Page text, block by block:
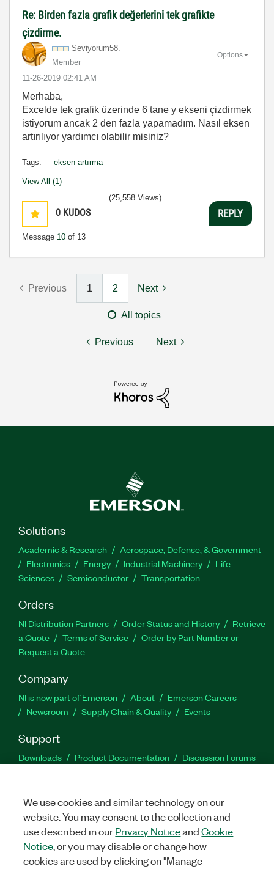
Re: Birden fazla grafik değerlerini tek grafikte
çizdirme.
Seviyorum58.
Member
‎11-26-2019 02:41 AM
Options
Merhaba,
Excelde tek grafik üzerinde 6 tane y ekseni çizdirmek
istiyorum ancak 2 den fazla yapamadım. Nasıl eksen
artırılıyor yardımcı olabilir misiniz?
Tags: eksen artırma
View All (1)
0 KUDOS
Message 10 of 13
(25,558 Views)
REPLY
Previous 1 2 Next
All topics
Previous Next
Solutions
Academic & Research
Aerospace, Defense, & Government
Electronics
Energy Industrial Machinery
Life
Sciences
Semiconductor Transportation
Orders
NI Distribution Partners Order Status and History
Retrieve
a Quote
Terms of Service
Order by Part Number or
Request a Quote
Company
NI is now part of Emerson About
Emerson Careers
Newsroom
Supply Chain & Quality Events
Support
Downloads Product Documentation
Discussion Forums
Facebook
TwitterLinkedIn
We use cookies and similar technology on our
website. You may consent to the collection and
use described in ourPrivacy NoticeandCookie
Notice , or you may disable or change how
cookies are used by clicking on "Manage